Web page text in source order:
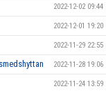
2022-12-02 09:44
2022-12-01 19:20
2022-11-29 22:55
2022-11-28 19:06
2022-11-24 13:59